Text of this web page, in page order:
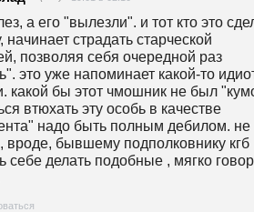
а его "вылезли". и тот кто это
начинает страдать старческой
позволяя себя очередной раз
это уже напоминает какой-то
какой бы этот чмошник не был
втюхать эту особь в качестве
надо быть полным дебилом. не
вроде, бывшему подполковнику кгб
себе делать подобные , мягко